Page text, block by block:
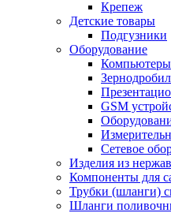
Крепеж
Детские товары
Подгузники
Оборудование
Компьютеры
GSM
Сетевое
Изделия из
Компоненты для
Трубки (шланги)
Шланги